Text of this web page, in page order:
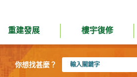
重建發展 樓宇復修
你想找甚麼？
入